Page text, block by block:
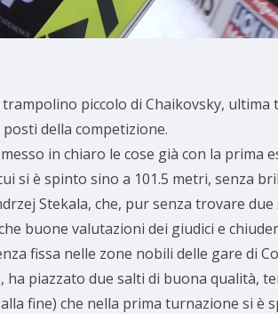
piccolo di Chaikovsky, ultima
della competizione.
in chiaro le cose già con la prima
si è spinto sino a 101.5 metri, senza
Stekala, che, pur senza trovare
buone valutazioni dei giudici e
fissa nelle zone nobili delle gare di
piazzato due salti di buona qualità,
fine) che nella prima turnazione si è